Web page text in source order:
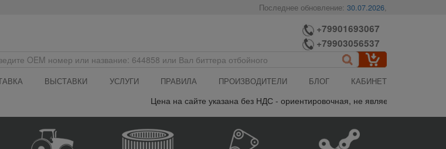
Последнее обновление:30.07.2026,
+79901693067
+79903056537
ВЫСТАВКИ УСЛУГИ ПРАВИЛА ПРОИЗВОДИТЕЛИ БЛОГ КАБИНЕТ
Цена на сайте указана без НДС - ориентировочная, не является публичной